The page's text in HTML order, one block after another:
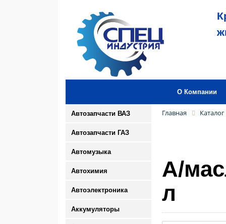
О Компании
Автозапчасти ВАЗ
Автозапчасти ГАЗ
Автомузыка
Автохимия
Автоэлектроника
Аккумуляторы
Главная Каталог
А/
л